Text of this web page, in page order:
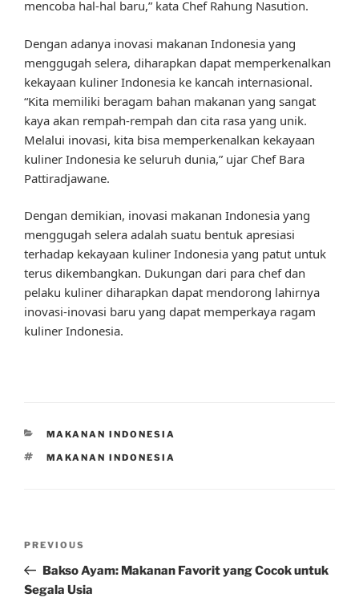
mencoba hal-hal baru,” kata Chef Rahung Nasution.
Dengan adanya inovasi makanan Indonesia yang
menggugah selera, diharapkan dapat memperkenalkan
kekayaan kuliner Indonesia ke kancah internasional.
“Kita memiliki beragam bahan makanan yang sangat
kaya akan rempah-rempah dan cita rasa yang unik.
Melalui inovasi, kita bisa memperkenalkan kekayaan
kuliner Indonesia ke seluruh dunia,” ujar Chef Bara
Pattiradjawane.
Dengan demikian, inovasi makanan Indonesia yang
menggugah selera adalah suatu bentuk apresiasi
terhadap kekayaan kuliner Indonesia yang patut untuk
terus dikembangkan. Dukungan dari para chef dan
pelaku kuliner diharapkan dapat mendorong lahirnya
inovasi-inovasi baru yang dapat memperkaya ragam
kuliner Indonesia.
CATEGORIES
MAKANAN INDONESIA
TAGS
MAKANAN INDONESIA
Previous
Post
PREVIOUS
Bakso Ayam: Makanan Favorit yang Cocok untuk
Segala Usia